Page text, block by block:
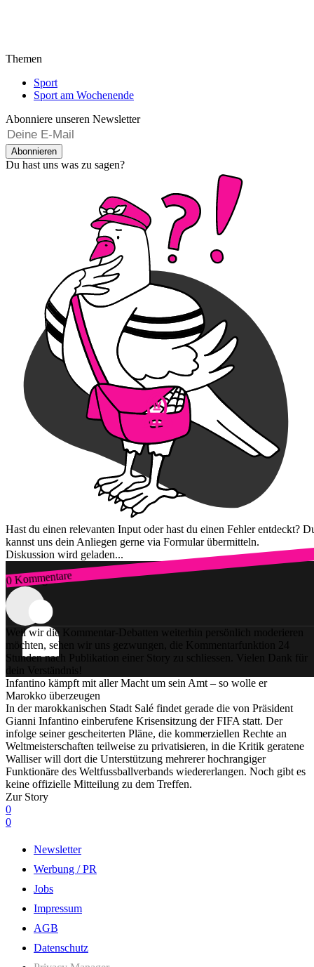
Themen
Sport
Sport am Wochenende
Abonniere unseren Newsletter
Abonnieren
Du hast uns was zu sagen?
Hast du einen relevanten Input oder hast du einen Fehler entdeckt?
kannst uns dein Anliegen gerne via Formular übermitteln.
Diskussion wird geladen...
0 Kommentare
Zum Login
Weil wir die Kommentar-Debatten weiterhin persönlich moderieren
möchten, sehen wir uns gezwungen, die Kommentarfunktion 24
Stunden nach Publikation einer Story zu schliessen. Vielen Dank für
dein Verständnis!
Infantino kämpft mit aller Macht um sein Amt – so wolle er
Marokko überzeugen
In der marokkanischen Stadt Salé findet gerade die von Präsident
Gianni Infantino einberufene Krisensitzung der FIFA statt. Der
infolge seiner gescheiterten Pläne, die kommerziellen Rechte an
Weltmeisterschaften teilweise zu privatisieren, in die Kritik geratene
Walliser will dort die Unterstützung mehrerer hochrangiger
Funktionäre des Weltfussballverbands wiedererlangen. Noch gibt es
keine offizielle Mitteilung zu dem Treffen.
Zur Story
0
0
Newsletter
Werbung / PR
Jobs
Impressum
AGB
Datenschutz